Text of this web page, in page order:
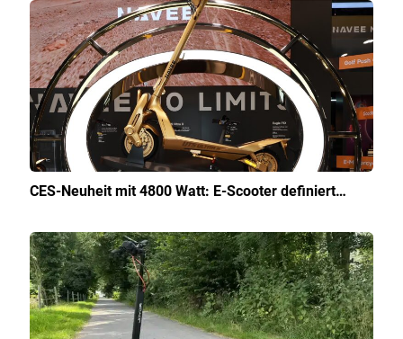
CES-Neuheit mit 4800 Watt: E-Scooter definiert…